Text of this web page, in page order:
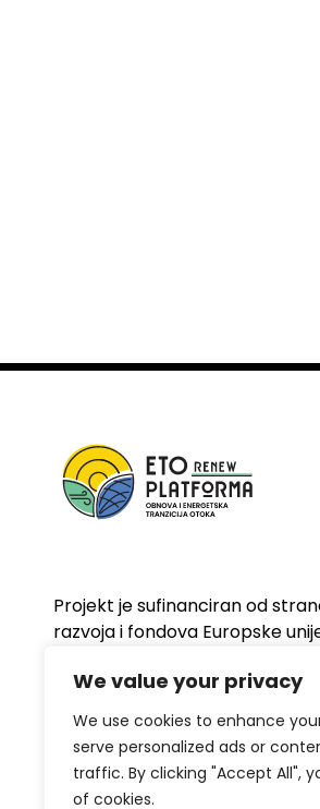
We value your privacy
We use cookies to enhance
serve personalized ads or
traffic. By clicking "Accept All",
of cookies.
Projekt je sufinanciran od
razvoja i fondova Europske